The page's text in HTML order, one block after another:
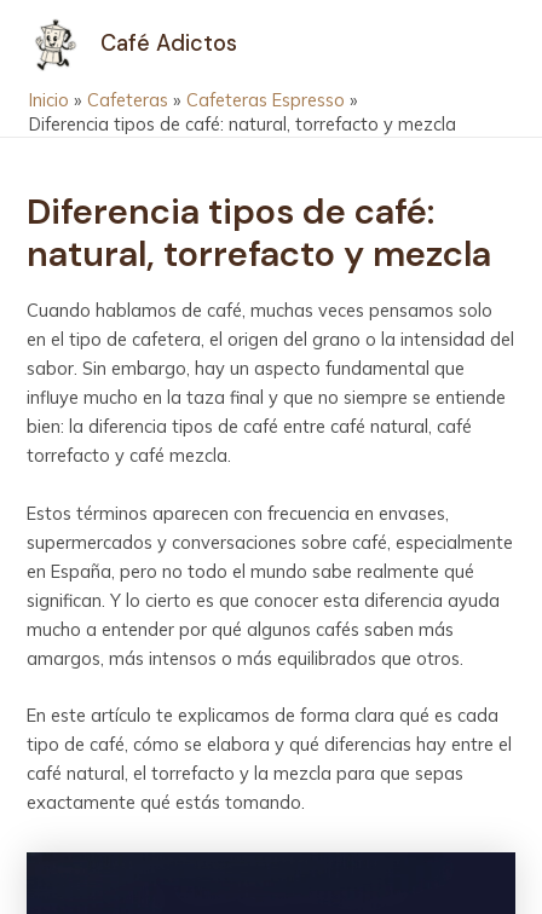
contenido
Café Adictos
Inicio Cafeteras
Cafeteras Espresso
Diferencia tipos de café: natural, torrefacto y mezcla
Diferencia tipos de café:
natural, torrefacto y mezcla
Cuando hablamos de café, muchas veces pensamos solo
en el tipo de cafetera, el origen del grano o la intensidad del
sabor. Sin embargo, hay un aspecto fundamental que
influye mucho en la taza final y que no siempre se entiende
bien: la diferencia tipos de café entre café natural, café
torrefacto y café mezcla.
Estos términos aparecen con frecuencia en envases,
supermercados y conversaciones sobre café, especialmente
en España, pero no todo el mundo sabe realmente qué
significan. Y lo cierto es que conocer esta diferencia ayuda
mucho a entender por qué algunos cafés saben más
amargos, más intensos o más equilibrados que otros.
En este artículo te explicamos de forma clara qué es cada
tipo de café, cómo se elabora y qué diferencias hay entre el
café natural, el torrefacto y la mezcla para que sepas
exactamente qué estás tomando.
entradas